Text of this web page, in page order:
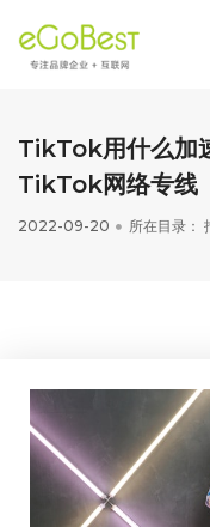
TikTok用什么加
TikTok网络专线
2022-09-20 所在目录：